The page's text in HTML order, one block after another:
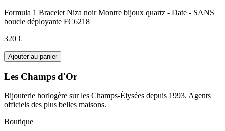
Formula 1 Bracelet Niza noir Montre bijoux quartz - Date - SANS
boucle déployante FC6218
320 €
Ajouter au panier
Les Champs d'Or
Bijouterie horlogère sur les Champs-Élysées depuis 1993. Agents
officiels des plus belles maisons.
Boutique